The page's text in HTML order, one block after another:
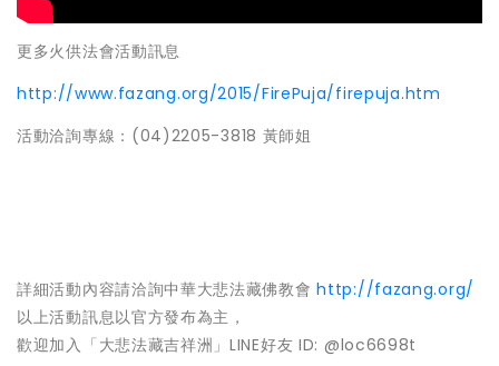
更多火供法會活動訊息
http://www.fazang.org/2015/FirePuja/firepuja.htm
活動洽詢專線：(04)2205-3818 黃師姐
詳細活動內容請洽詢中華大悲法藏佛教會http://fazang.org/
以上活動訊息以官方發布為主，
歡迎加入「大悲法藏吉祥洲」LINE好友 ID: @loc6698t